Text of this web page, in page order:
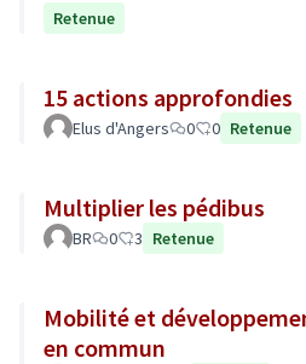
Retenue
15 actions approfondies
Elus d'Angers 0 0 Retenue
Multiplier les pédibus
BR 0 3 Retenue
Mobilité et
en commun